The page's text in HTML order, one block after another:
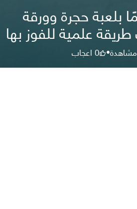
بلعبة حجرة وورقة
علمية للفوز بها
مشاهدة•
0اعجاب